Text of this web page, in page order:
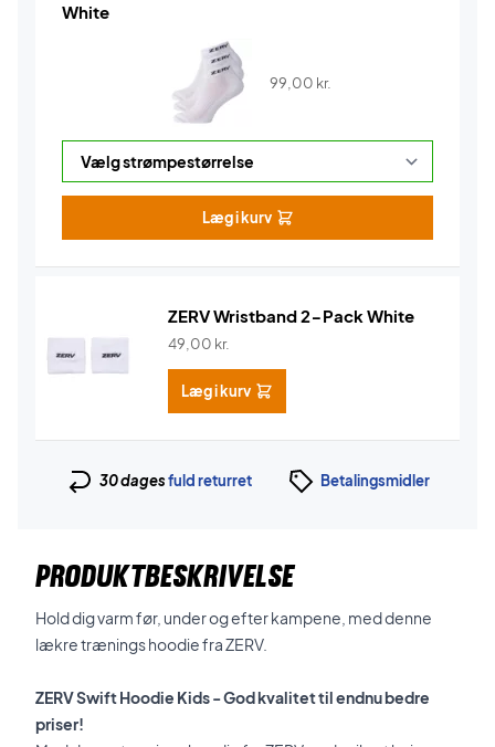
White
99,00 kr.
Læg i kurv
ZERV Wristband 2-Pack White
49,00 kr.
Læg i kurv
30 dagesfuld returret Betalingsmidler
PRODUKTBESKRIVELSE
Hold dig varm før, under og efter kampene, med denne
lækre trænings hoodie fra ZERV.
ZERV Swift Hoodie Kids - God kvalitet til endnu bedre
priser!